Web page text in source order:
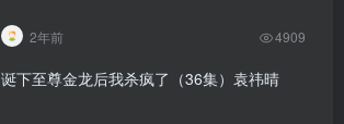
2年前 4909
诞下至尊金龙后我杀疯了（36集）袁祎晴